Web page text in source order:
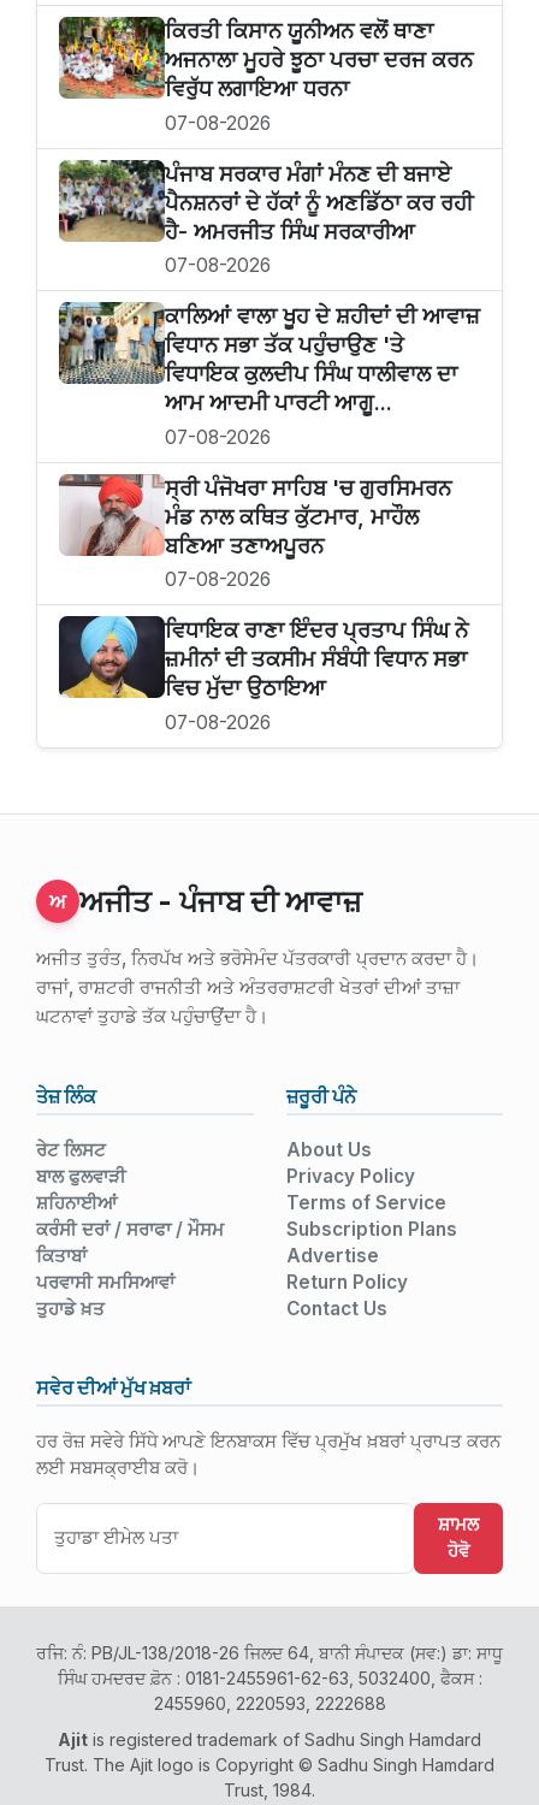
ਕਿਰਤੀ ਕਿਸਾਨ ਯੂਨੀਅਨ ਵਲੋਂ ਥਾਣਾ
ਅਜਨਾਲਾ ਮੂਹਰੇ ਝੂਠਾ ਪਰਚਾ ਦਰਜ ਕਰਨ
ਵਿਰੁੱਧ ਲਗਾਇਆ ਧਰਨਾ
07-08-2026
ਪੰਜਾਬ ਸਰਕਾਰ ਮੰਗਾਂ ਮੰਨਣ ਦੀ ਬਜਾਏ
ਪੈਨਸ਼ਨਰਾਂ ਦੇ ਹੱਕਾਂ ਨੂੰ ਅਣਡਿੱਠਾ ਕਰ ਰਹੀ
ਹੈ- ਅਮਰਜੀਤ ਸਿੰਘ ਸਰਕਾਰੀਆ
07-08-2026
ਕਾਲਿਆਂ ਵਾਲਾ ਖੂਹ ਦੇ ਸ਼ਹੀਦਾਂ ਦੀ ਆਵਾਜ਼
ਵਿਧਾਨ ਸਭਾ ਤੱਕ ਪਹੁੰਚਾਉਣ 'ਤੇ
ਵਿਧਾਇਕ ਕੁਲਦੀਪ ਸਿੰਘ ਧਾਲੀਵਾਲ ਦਾ
ਆਮ ਆਦਮੀ ਪਾਰਟੀ ਆਗੂ...
07-08-2026
ਸ੍ਰੀ ਪੰਜੋਖਰਾ ਸਾਹਿਬ 'ਚ ਗੁਰਸਿਮਰਨ
ਮੰਡ ਨਾਲ ਕਥਿਤ ਕੁੱਟਮਾਰ, ਮਾਹੌਲ
ਬਣਿਆ ਤਣਾਅਪੂਰਨ
07-08-2026
ਵਿਧਾਇਕ ਰਾਣਾ ਇੰਦਰ ਪ੍ਰਤਾਪ ਸਿੰਘ ਨੇ
ਜ਼ਮੀਨਾਂ ਦੀ ਤਕਸੀਮ ਸੰਬੰਧੀ ਵਿਧਾਨ ਸਭਾ
ਵਿਚ ਮੁੱਦਾ ਉਠਾਇਆ
07-08-2026
ਅ ਅਜੀਤ - ਪੰਜਾਬ ਦੀ ਆਵਾਜ਼
ਅਜੀਤ ਤੁਰੰਤ, ਨਿਰਪੱਖ ਅਤੇ ਭਰੋਸੇਮੰਦ ਪੱਤਰਕਾਰੀ ਪ੍ਰਦਾਨ ਕਰਦਾ ਹੈ।
ਰਾਜਾਂ, ਰਾਸ਼ਟਰੀ ਰਾਜਨੀਤੀ ਅਤੇ ਅੰਤਰਰਾਸ਼ਟਰੀ ਖੇਤਰਾਂ ਦੀਆਂ ਤਾਜ਼ਾ
ਘਟਨਾਵਾਂ ਤੁਹਾਡੇ ਤੱਕ ਪਹੁੰਚਾਉਂਦਾ ਹੈ।
ਤੇਜ਼ ਲਿੰਕ
ਰੇਟ ਲਿਸਟ
ਬਾਲ ਫੁਲਵਾੜੀ
ਸ਼ਹਿਨਾਈਆਂ
ਕਰੰਸੀ ਦਰਾਂ / ਸਰਾਫਾ / ਮੌਸਮ
ਕਿਤਾਬਾਂ
ਪਰਵਾਸੀ ਸਮਸਿਆਵਾਂ
ਤੁਹਾਡੇ ਖ਼ਤ
ਜ਼ਰੂਰੀ ਪੰਨੇ
About Us
Privacy Policy
Terms of Service
Subscription Plans
Advertise
Return Policy
Contact Us
ਸਵੇਰ ਦੀਆਂ ਮੁੱਖ ਖ਼ਬਰਾਂ
ਹਰ ਰੋਜ਼ ਸਵੇਰੇ ਸਿੱਧੇ ਆਪਣੇ ਇਨਬਾਕਸ ਵਿੱਚ ਪ੍ਰਮੁੱਖ ਖ਼ਬਰਾਂ ਪ੍ਰਾਪਤ ਕਰਨ
ਲਈ ਸਬਸਕ੍ਰਾਈਬ ਕਰੋ।
ਸ਼ਾਮਲ
ਹੋਵੋ
ਰਜਿ: ਨੰ: PB/JL-138/2018-26 ਜਿਲਦ 64, ਬਾਨੀ ਸੰਪਾਦਕ (ਸਵ:) ਡਾ: ਸਾਧੂ
ਸਿੰਘ ਹਮਦਰਦ ਫ਼ੋਨ : 0181-2455961-62-63, 5032400, ਫੈਕਸ :
2455960, 2220593, 2222688
Ajit is registered trademark of Sadhu Singh Hamdard
Trust. The Ajit logo is Copyright © Sadhu Singh Hamdard
Trust, 1984.